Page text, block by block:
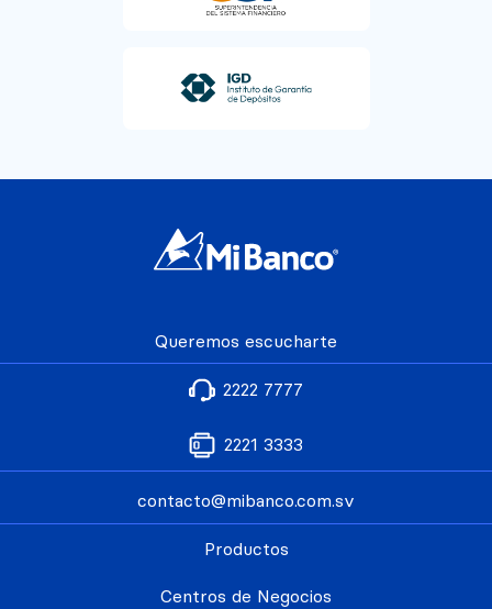
Queremos escucharte
2222 7777
2221 3333
contacto@mibanco.com.sv
Productos
Centros de Negocios